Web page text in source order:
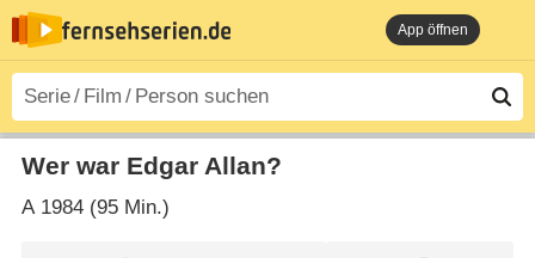
App öffnen
Wer war Edgar Allan?
A1984 (95 Min.)